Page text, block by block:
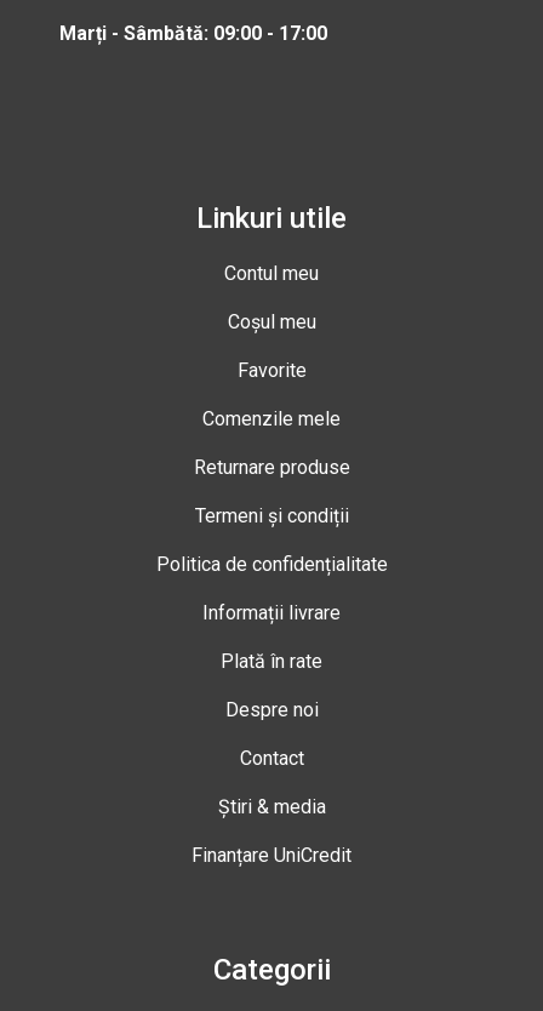
Marți - Sâmbătă: 09:00 - 17:00
Linkuri utile
Contul meu
Coșul meu
Favorite
Comenzile mele
Returnare produse
Termeni și condiții
Politica de confidențialitate
Informații livrare
Plată în rate
Despre noi
Contact
Știri & media
Finanțare UniCredit
Categorii